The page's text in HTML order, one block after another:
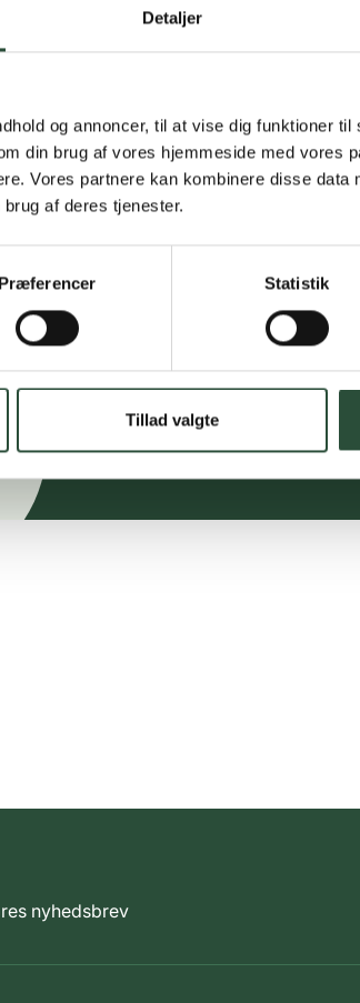
Detaljer
og annoncer, til at vise dig funktioner
din brug af vores hjemmeside med vores
Vores partnere kan kombinere disse data
af deres tjenester.
Præferencer Statistik
Tillad valgte
Hurtig
Hurtigt
Faste
*Gælder
Stort
Vi tilbyder
spændende
nyhedsbrev